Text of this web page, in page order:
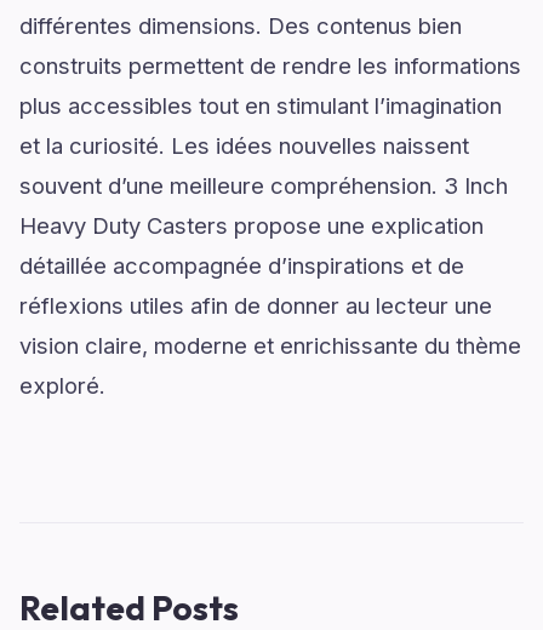
différentes dimensions. Des contenus bien
construits permettent de rendre les informations
plus accessibles tout en stimulant l’imagination
et la curiosité. Les idées nouvelles naissent
souvent d’une meilleure compréhension. 3 Inch
Heavy Duty Casters propose une explication
détaillée accompagnée d’inspirations et de
réflexions utiles afin de donner au lecteur une
vision claire, moderne et enrichissante du thème
exploré.
Related Posts